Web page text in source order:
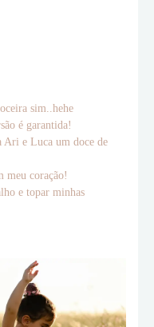
sim..hehe
é garantida!
Ari e Luca um doce de
meu coração!
e topar minhas